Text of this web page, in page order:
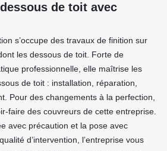
de toit avec
s’occupe des travaux de finition sur
les dessous de toit. Forte de
professionnelle, elle maîtrise les
de toit : installation, réparation,
Pour des changements à la perfection,
faire des couvreurs de cette entreprise.
avec précaution et la pose avec
d’intervention, l’entreprise vous